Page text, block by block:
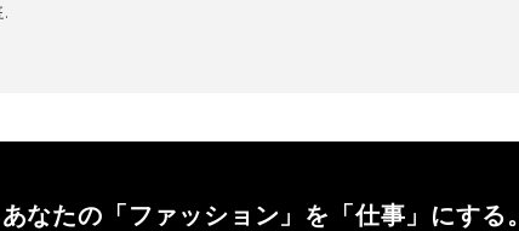
あなたの「ファッション」を 「仕事」にする。